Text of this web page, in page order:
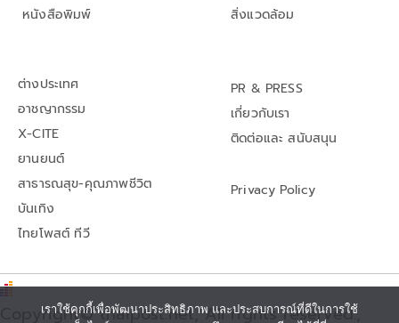
หนังสือพิมพ์
สิ่งแวดล้อม
ต่างประเทศ
อาชญากรรม
X-CITE
ยานยนต์
สาธารณสุข-คุณภาพชีวิต
บันเทิง
ไทยโพสต์ ทีวี
PR & PRESS
เกี่ยวกับเรา
ติดต่อและ สนับสนุน
Privacy Policy
Copyright© thaipost.net, All rights reserved.,
เราใช้คุกกี้เพื่อพัฒนาประสิทธิภาพ และประสบการณ์ที่ดีในการใช้